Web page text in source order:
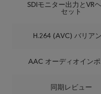
SDIモニター出力とVR
セット
H.264 (AVC) バリア
AAC オーディオインポ
同期レビュー